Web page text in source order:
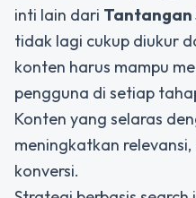
inti lain dari Tantangan
tidak lagi cukup diukur
konten harus mampu
pengguna di setiap
Konten yang selaras
meningkatkan
konversi.